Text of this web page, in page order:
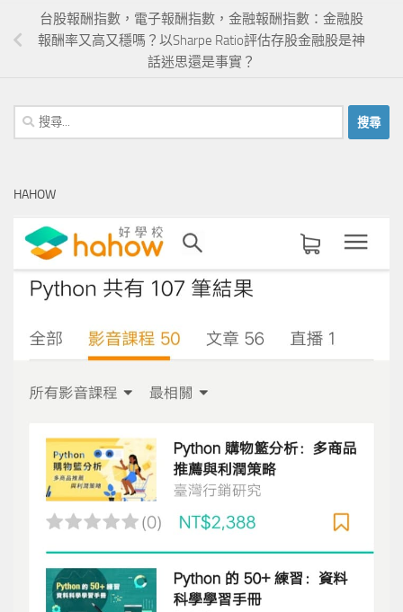
台股報酬指數，電子報酬指數，金融報酬指數：金融股
報酬率又高又穩嗎？以Sharpe Ratio評估存股金融股是神
話迷思還是事實？
搜
尋
字:
HAHOW